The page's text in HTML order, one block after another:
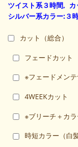
ツイスト系３時間,
シルバー系カラー:３
カット（総合）
フェードカット
※フェードメン
4WEEKカット
※ブリーチ＋カラ
時短カラー（白